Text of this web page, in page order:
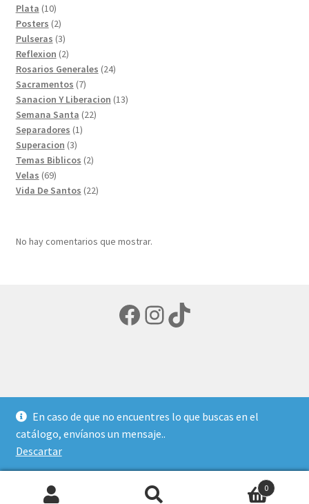
Plata 1010
productos
Posters 22
productos
Pulseras 33
productos
Reflexion 22
productos
Rosarios Generales 2424
Sacramentos 77
productos
Sanacion Y Liberacion 1313
Semana Santa 2222
Separadores 11
Superacion 33
productos
Temas Biblicos 22
Velas 6969
productos
Vida De Santos 2222
No hay comentarios que mostrar.
Facebook
Instagram
TikTok
Política de privacidad
Creado con Storefront y
WooCommerce.
0
En caso de que no encuentres lo que buscas en el
catálogo, envíanos un mensaje..
Descartar